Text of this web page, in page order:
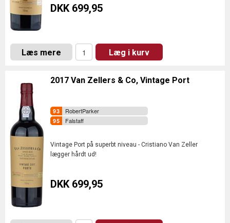
DKK 699,95
Læs mere Læg i kurv
2017 Van Zellers & Co, Vintage Port
RobertParker
Falstaff
Vintage Port på superbt niveau - Cristiano Van Zeller
lægger hårdt ud!
DKK 699,95